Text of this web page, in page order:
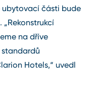
ubytovací části bude
na dříve
Hotels,“ uvedl